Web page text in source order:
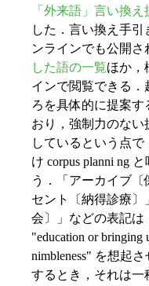
「外来語」言い換え
した．言い換え手
ンラインでも公開さ
した語の一覧ほか，
インで閲覧できる．
ろを具体的に提案す
おり，強制力のな
しているという点
け corpus planni ng
う．「アーカイブ
セント〔納得診療
会〕」などの表記は
"education or bringing
nimbleness" を想起
するとき，それは一